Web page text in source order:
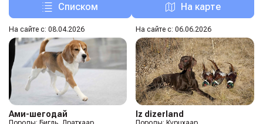
Списком На карте
На сайте с: 08.04.2026
Ами-шегодай
На сайте с: 06.06.2026
Iz dizerland